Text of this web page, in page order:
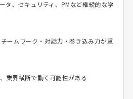
タ、セキュリティ、PMなど継続的な学
ームワーク・対話力・巻き込み力が重
業界横断で動く可能性がある